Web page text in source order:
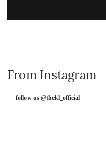
From Instagram
follow us @thekl_official